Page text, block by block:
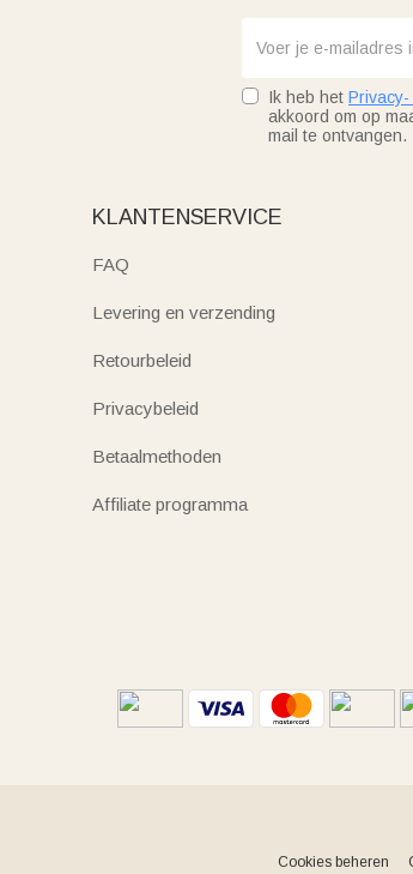
Ik heb het
akkoord om op
mail te ontvangen.
KLANTENSERVICE
FAQ
Levering en verzending
Retourbeleid
Privacybeleid
Betaalmethoden
Affiliate programma
Cookies beheren